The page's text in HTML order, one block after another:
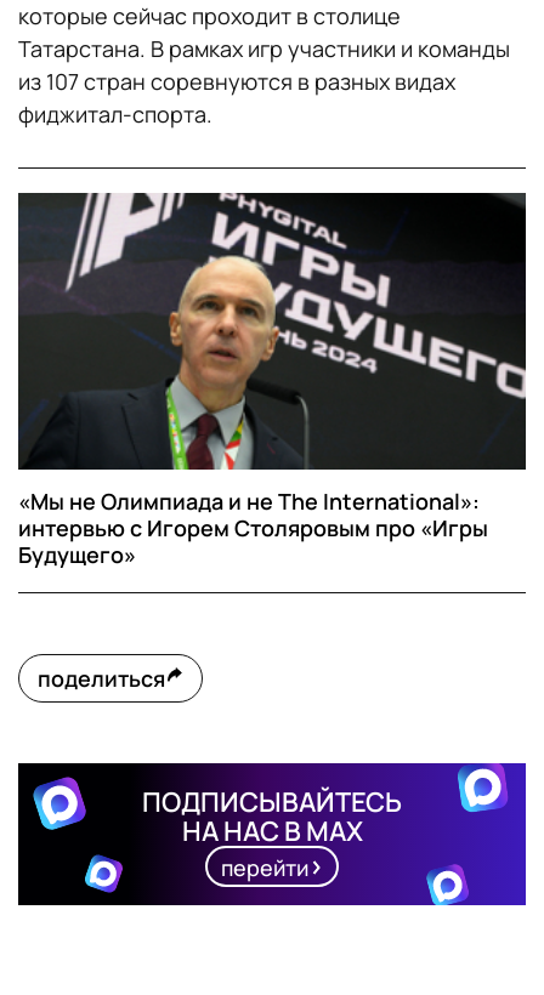
которые сейчас проходит в столице
Татарстана. В рамках игр участники и команды
из 107 стран соревнуются в разных видах
фиджитал-спорта.
«Мы не Олимпиада и не The International»:
интервью с Игорем Столяровым про «Игры
Будущего»
поделиться
ПОДПИСЫВАЙТЕСЬ
НА НАС В MAX
перейти